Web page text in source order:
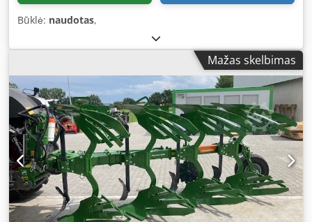
Būklė: naudotas,
Mažas skelbimas